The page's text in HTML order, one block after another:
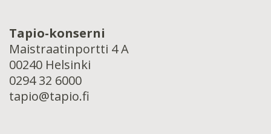
Tapio-konserni
Maistraatinportti 4 A
00240 Helsinki
0294 32 6000
tapio@tapio.fi